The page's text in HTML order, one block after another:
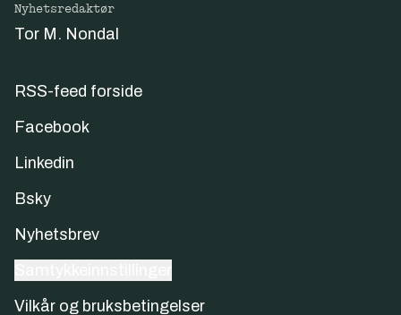
Nyhetsredaktør
Tor M. Nondal
RSS-feed forside
Facebook
Linkedin
Bsky
Nyhetsbrev
Vilkår og bruksbetingelser